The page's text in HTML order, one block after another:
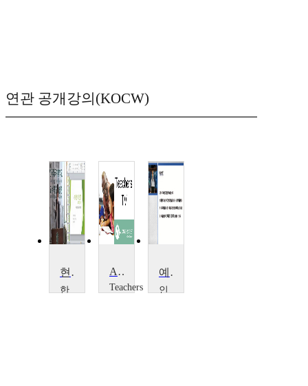
연관 공개강의(KOCW)
현대인의 정신건강
한
Autonomy, Choice and Competition
Teachers
예술과 친구하기
인